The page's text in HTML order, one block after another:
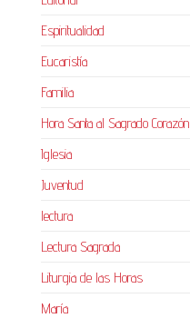
Espiritualidad
Eucaristía
Familia
Hora Santa al Sagrado Corazón
Iglesia
Juventud
lectura
Lectura Sagrada
Liturgia de las Horas
María